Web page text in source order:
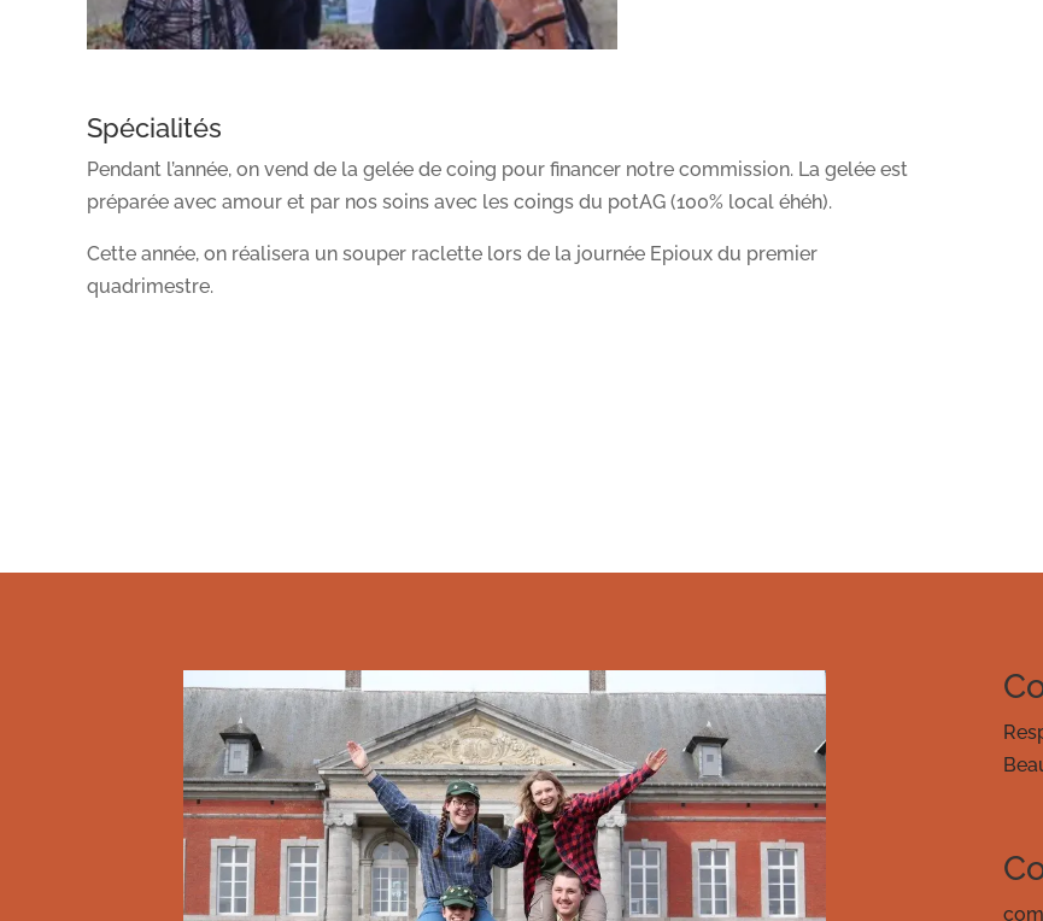
Spécialités
Pendant l’année, on vend de la gelée de coing pour financer notre commission. La gelée est
préparée avec amour et par nos soins avec les coings du potAG (100% local éhéh).
Cette année, on réalisera un souper raclette lors de la journée Epioux du premier
quadrimestre.